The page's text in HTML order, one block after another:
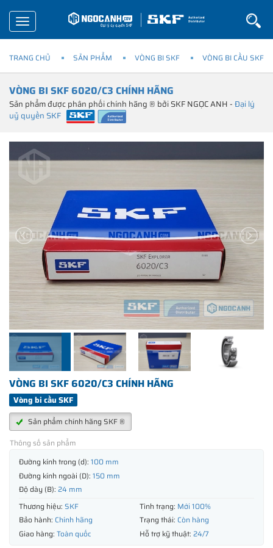
Toggle
navigation
TRANG CHỦ SẢN PHẨM VÒNG BI SKF VÒNG BI CẦU SKF
VÒNG BI SKF 6020/C3 CHÍNH HÃNG
Sản phẩm được phân phối chính hãng ® bởi SKF NGỌC ANH -Đại lý
uỷ quyền SKF
VÒNG BI SKF 6020/C3 CHÍNH HÃNG
Vòng bi cầu SKF
Sản phẩm chính hãng SKF ®
Thông số sản phẩm
Đường kính trong (d): 100 mm
Đường kính ngoài (D): 150 mm
Độ dày (B): 24 mm
Thương hiệu: SKF Tình trạng: Mới 100%
Bảo hành: Chính hãng Trạng thái: Còn hàng
Giao hàng: Toàn quốc Hỗ trợ kỹ thuật: 24/7